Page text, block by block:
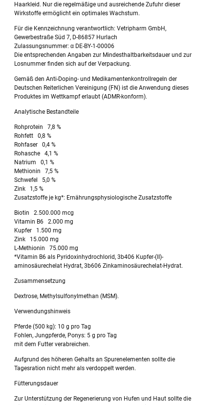
Haarkleid. Nur die regelmäßige und ausreichende Zufuhr dieser
Wirkstoffe ermöglicht ein optimales Wachstum.
Für die Kennzeichnung verantwortlich: Vetripharm GmbH,
Gewerbestraße Süd 7, D-86857 Hurlach
Zulassungsnummer: α DE-BY-1-00006
Die entsprechenden Angaben zur Mindesthaltbarkeitsdauer und zur
Losnummer finden sich auf der Verpackung.
Gemäß den Anti-Doping- und Medikamentenkontrollregeln der
Deutschen Reiterlichen Vereinigung (FN) ist die Anwendung dieses
Produktes im Wettkampf erlaubt (ADMR-konform).
Analytische Bestandteile
Rohprotein 7,8 %
Rohfett 0,8 %
Rohfaser 0,4 %
Rohasche 4,1 %
Natrium 0,1 %
Methionin 7,5 %
Schwefel 5,0 %
Zink 1,5 %
Zusatzstoffe je kg*: Ernährungsphysiologische Zusatzstoffe
Biotin 2.500.000 mcg
Vitamin B6 2.000 mg
Kupfer 1.500 mg
Zink 15.000 mg
L-Methionin 75.000 mg
*Vitamin B6 als Pyridoxinhydrochlorid, 3b406 Kupfer-(II)-
aminosäurechelat Hydrat, 3b606 Zinkaminosäurechelat-Hydrat.
Zusammensetzung
Dextrose, Methylsulfonylmethan (MSM).
Verwendungshinweis
Pferde (500 kg): 10 g pro Tag
Fohlen, Jungpferde, Ponys: 5 g pro Tag
mit dem Futter verabreichen.
Aufgrund des höheren Gehalts an Spurenelementen sollte die
Tagesration nicht mehr als verdoppelt werden.
Fütterungsdauer
Zur Unterstützung der Regenerierung von Hufen und Haut sollte die